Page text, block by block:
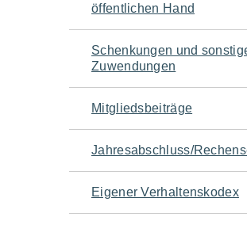
öffentlichen Hand
Schenkungen und
Zuwendungen
Mitgliedsbeiträge
Jahresabschluss/
Eigener Verhaltenskodex